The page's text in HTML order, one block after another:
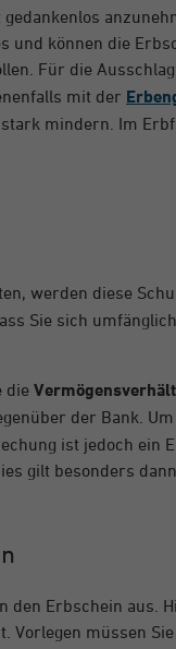
und können die
Für die
mit der
mindern. Im
werden diese
Sie sich
die
der Bank.
ist jedoch ein
gilt besonders
Erbschein aus.
müssen